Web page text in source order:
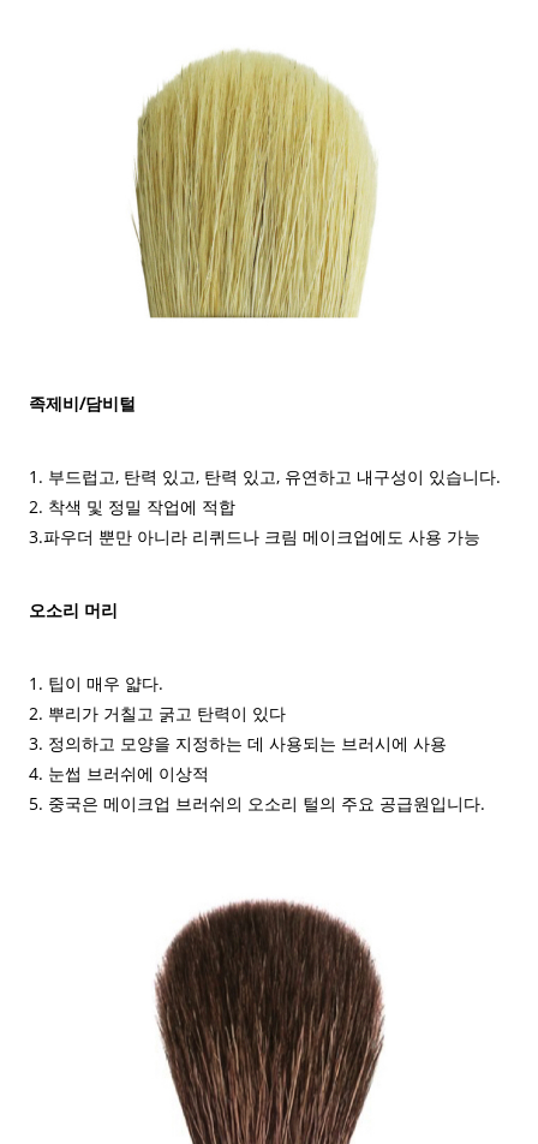
족제비/담비털
1. 부드럽고, 탄력 있고, 탄력 있고, 유연하고 내구성이 있습니다.
2. 착색 및 정밀 작업에 적합
3.파우더 뿐만 아니라 리퀴드나 크림 메이크업에도 사용 가능
오소리 머리
1. 팁이 매우 얇다.
2. 뿌리가 거칠고 굵고 탄력이 있다
3. 정의하고 모양을 지정하는 데 사용되는 브러시에 사용
4. 눈썹 브러쉬에 이상적
5. 중국은 메이크업 브러쉬의 오소리 털의 주요 공급원입니다.